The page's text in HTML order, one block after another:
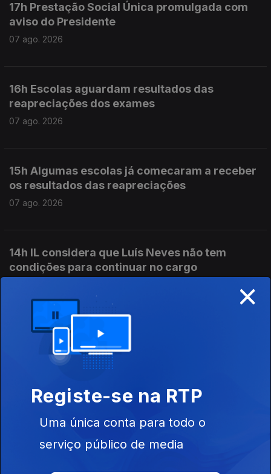
17h Prestação Social Única promulgada com
aviso do Presidente
07 ago. 2026
16h Escolas aguardam resultados das
reapreciações dos exames
07 ago. 2026
15h Algumas escolas já comecaram a receber
os resultados das reapreciações
07 ago. 2026
14h IL considera que Luís Neves não tem
condições para continuar no cargo
13h Livre pede a Montenegro que se pronuncie
sobre auditoria aos mandatos de Luís Neves
07 ago. 2026
12h Combustíveis vão baixar mais de 10
cêntimos na próxima semana
07 ago. 2026
×
Registe-se na RTP
Uma única conta para todo o
serviço público de media